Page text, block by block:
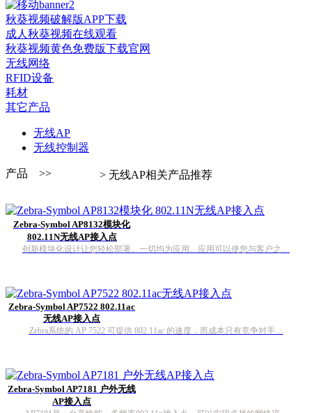
秋葵视频破解版APP下载
成人秋葵视频在线观看
秋葵视频黄色免费版下载官网
无线网络
RFID设备
耗材
其它产品
无线AP
无线控制器
产品 >> > 无线AP相关产品推荐
Zebra-Symbol AP8132模块化
802.11N无线AP接入点
创新模块化设计让您轻松部署。一切均为应用。应用可以使您与客户之…
Zebra-Symbol AP7522 802.11ac
无线AP接入点
Zebra系统的 AP 7522 可提供 802.11ac 的速度，而成本只有竞争对手…
Zebra-Symbol AP7181 户外无线
AP接入点